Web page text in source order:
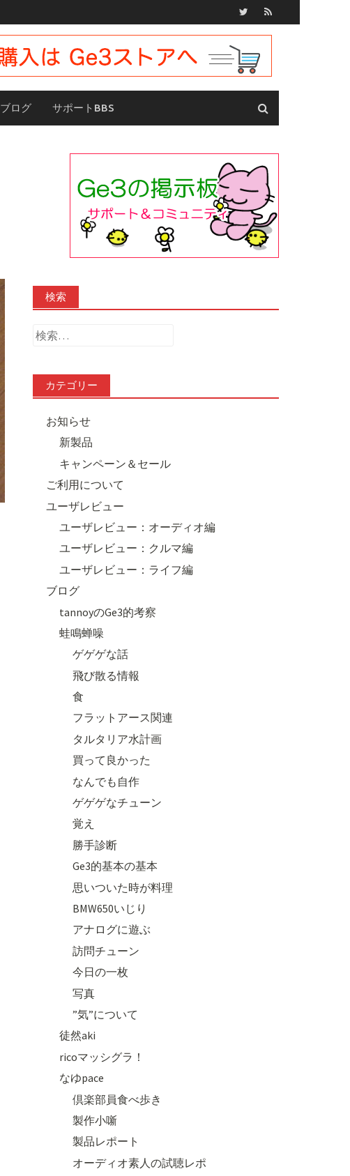
ブログ サポートBBS
検索
検
カテゴリー
お知らせ
新製品
キャンペーン＆セール
ご利用について
ユーザレビュー
ユーザレビュー：オーディオ編
ユーザレビュー：クルマ編
ユーザレビュー：ライフ編
ブログ
tannoyのGe3的考察
蛙鳴蝉噪
ゲゲゲな話
飛び散る情報
食
フラットアース関連
タルタリア水計画
買って良かった
なんでも自作
ゲゲゲなチューン
覚え
勝手診断
Ge3的基本の基本
思いついた時が料理
BMW650いじり
アナログに遊ぶ
訪問チューン
今日の一枚
写真
”気”について
徒然aki
ricoマッシグラ！
なゆpace
倶楽部員食べ歩き
製作小噺
製品レポート
オーディオ素人の試聴レポ